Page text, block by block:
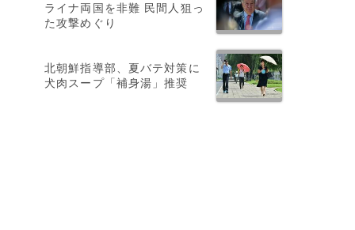
ライナ両国を非難 民間人狙っ
た攻撃めぐり
北朝鮮指導部、夏バテ対策に
犬肉スープ「補身湯」推奨